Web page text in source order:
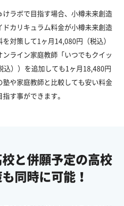
ラボで目指す場合、小樽未来創造
カリキュラム料金が小樽未来創造
対策して1ヶ月14,080円（税込）
ライン家庭教師「いつでもクイッ
込））を追加しても1ヶ月18,480円
塾や家庭教師と比較しても安い料金
す事ができます。
と併願予定の高校
同時に可能！